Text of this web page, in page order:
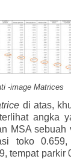
-image Matrices
di atas,
angka
MSA sebuah
toko
tempat parkir